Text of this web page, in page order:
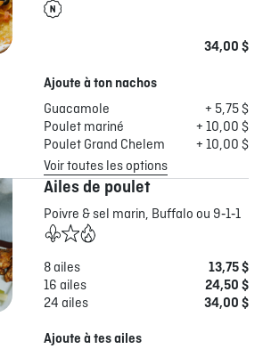
34,00 $
Ajoute à ton nachos
Guacamole
+ 5,75 $
Poulet mariné
+ 10,00 $
Poulet Grand Chelem
+ 10,00 $
Voir toutes les options
Ailes de poulet
Poivre & sel marin, Buffalo ou 9‑1‑1
8 ailes
13,75 $
16 ailes
24,50 $
24 ailes
34,00 $
Ajoute à tes ailes